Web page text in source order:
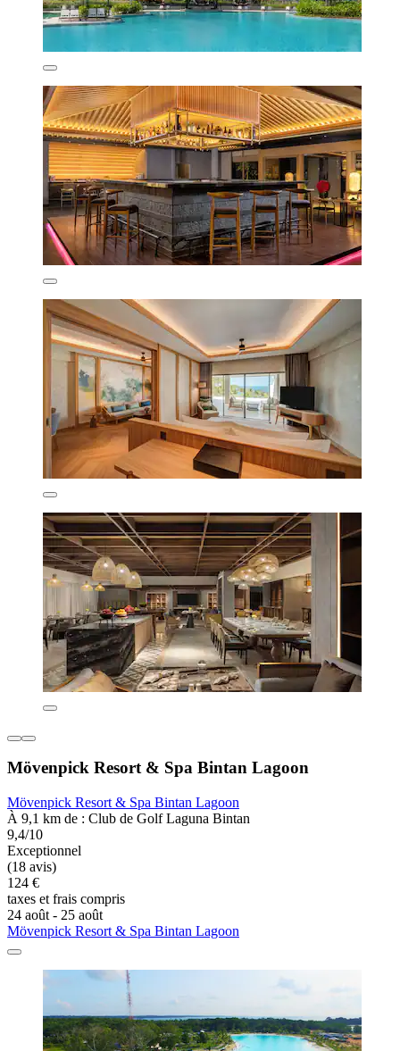
Mövenpick Resort & Spa Bintan Lagoon
Mövenpick Resort & Spa Bintan Lagoon
À 9,1 km de : Club de Golf Laguna Bintan
9,4/10
Exceptionnel
(18 avis)
124 €
taxes et frais compris
24 août - 25 août
Mövenpick Resort & Spa Bintan Lagoon